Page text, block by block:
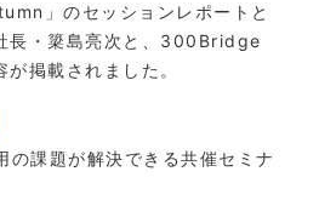
」のセッションレポートと
長・簗島亮次と、300Bridge
掲載されました。
の課題が解決できる共催セミナ